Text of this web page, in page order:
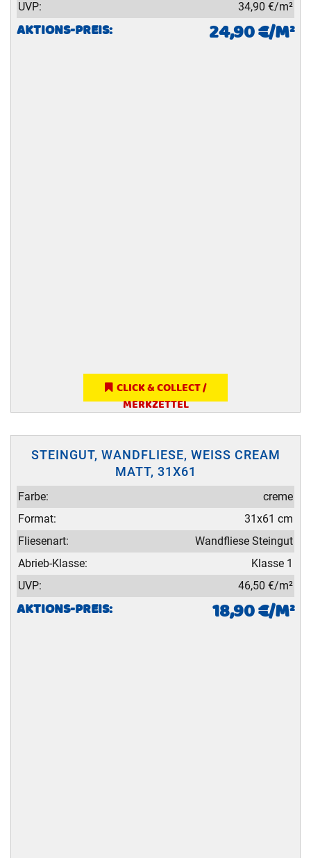
UVP:
34,90 €/m²
AKTIONS-PREIS: 24,90 €/M²
CLICK & COLLECT /
MERKZETTEL
STEINGUT, WANDFLIESE, WEISS CREAM M
ATT, 31X61
Farbe:
creme
Format:
31x61 cm
Fliesenart:
Wandfliese Steingut
Abrieb-Klasse:
Klasse 1
UVP:
46,50 €/m²
AKTIONS-PREIS: 18,90 €/M²